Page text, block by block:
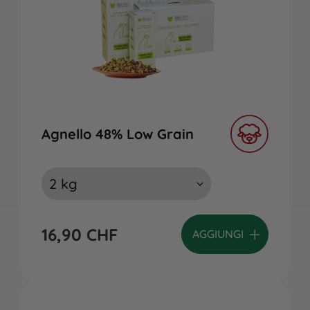
Agnello 48% Low Grain
16,90 CHF AGGIUNGI